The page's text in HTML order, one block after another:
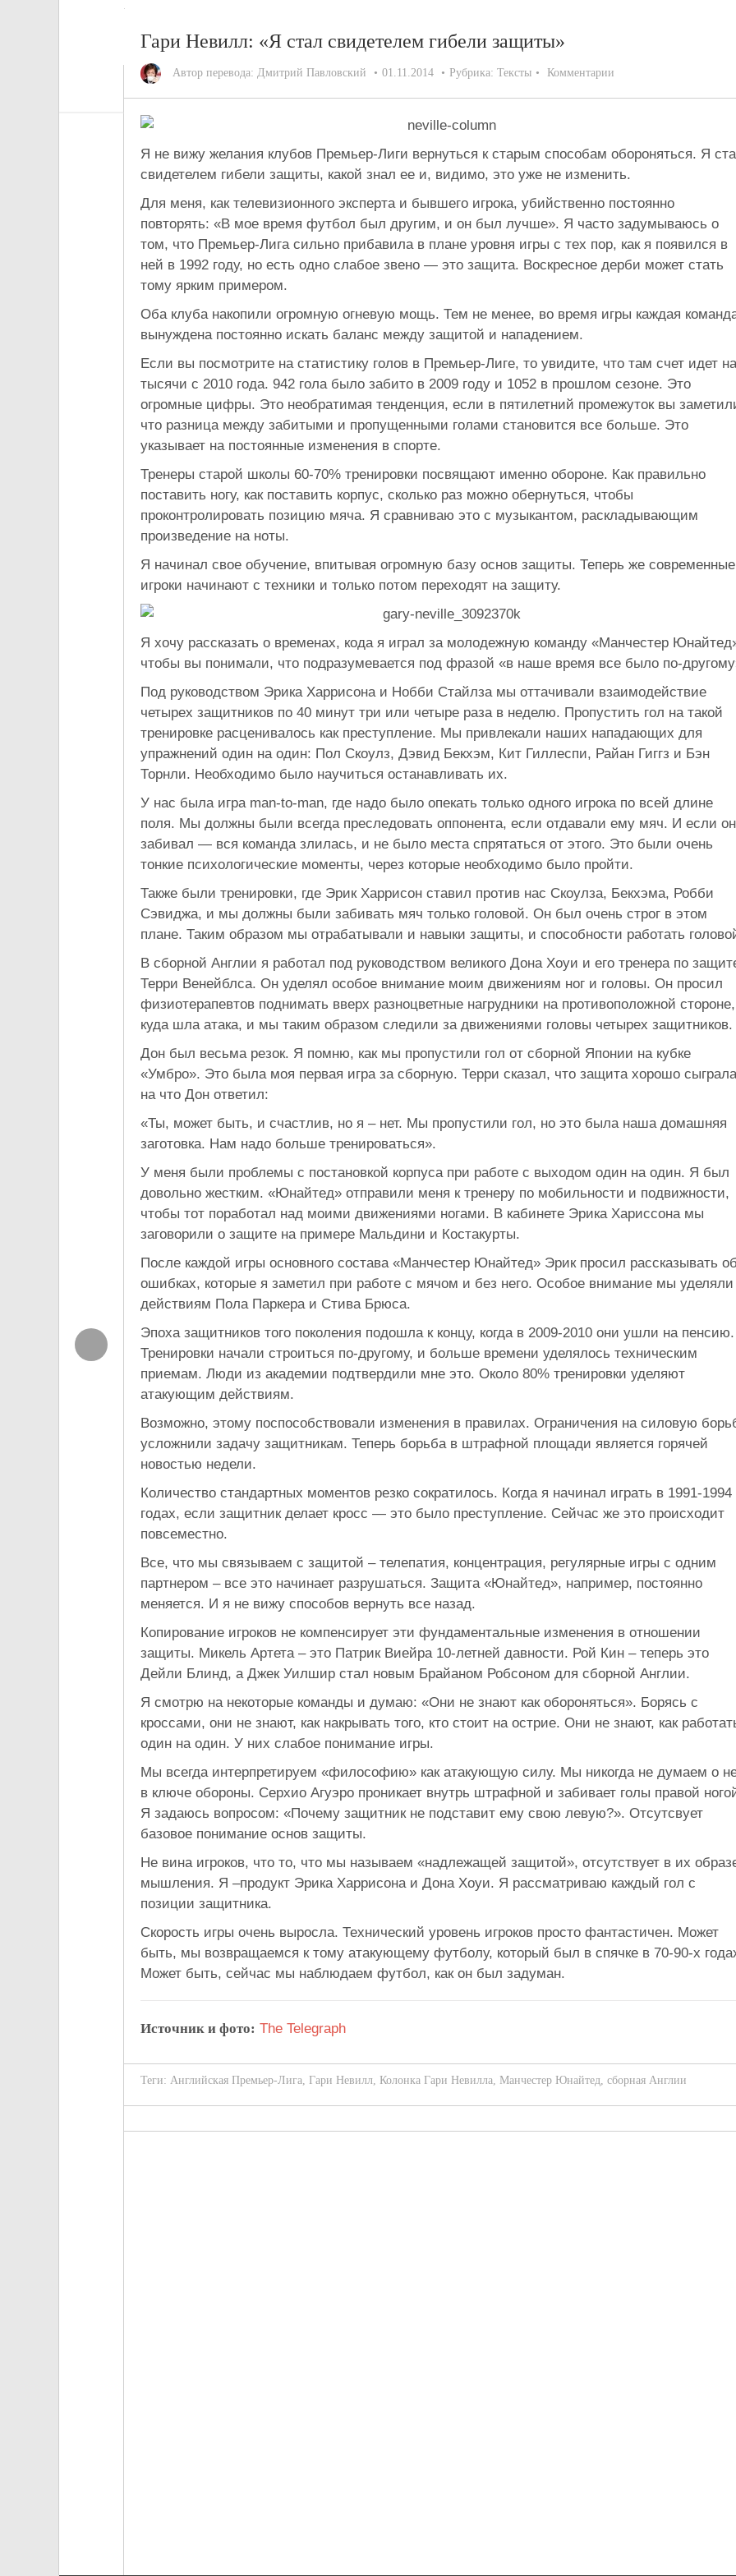
Гари Невилл: «Я стал свидетелем гибели защиты»
Автор перевода: Дмитрий Павловский 01.11.2014 Рубрика: Тексты Комментарии
Я не вижу желания клубов Премьер-Лиги вернуться к старым способам обороняться. Я
свидетелем гибели защиты, какой знал ее и, видимо, это уже не изменить.
Для меня, как телевизионного эксперта и бывшего игрока, убийственно постоянно
повторять: «В мое время футбол был другим, и он был лучше». Я часто задумываюсь о
том, что Премьер-Лига сильно прибавила в плане уровня игры с тех пор, как я появился в
ней в 1992 году, но есть одно слабое звено — это защита. Воскресное дерби может стать
тому ярким примером.
Оба клуба накопили огромную огневую мощь. Тем не менее, во время игры каждая
вынуждена постоянно искать баланс между защитой и нападением.
Если вы посмотрите на статистику голов в Премьер-Лиге, то увидите, что там счет идет на
тысячи с 2010 года. 942 гола было забито в 2009 году и 1052 в прошлом сезоне. Это
огромные цифры. Это необратимая тенденция, если в пятилетний промежуток вы
что разница между забитыми и пропущенными голами становится все больше. Это
указывает на постоянные изменения в спорте.
Тренеры старой школы 60-70% тренировки посвящают именно обороне. Как правильно
поставить ногу, как поставить корпус, сколько раз можно обернуться, чтобы
проконтролировать позицию мяча. Я сравниваю это с музыкантом, раскладывающим
произведение на ноты.
Я начинал свое обучение, впитывая огромную базу основ защиты. Теперь же современные
игроки начинают с техники и только потом переходят на защиту.
Я хочу рассказать о временах, кода я играл за молодежную команду «Манчестер
чтобы вы понимали, что подразумевается под фразой «в наше время все было по-
Под руководством Эрика Харрисона и Нобби Стайлза мы оттачивали взаимодействие
четырех защитников по 40 минут три или четыре раза в неделю. Пропустить гол на такой
тренировке расценивалось как преступление. Мы привлекали наших нападающих для
упражнений один на один: Пол Скоулз, Дэвид Бекхэм, Кит Гиллеспи, Райан Гиггз и Бэн
Торнли. Необходимо было научиться останавливать их.
У нас была игра man-to-man, где надо было опекать только одного игрока по всей длине
поля. Мы должны были всегда преследовать оппонента, если отдавали ему мяч. И если он
забивал — вся команда злилась, и не было места спрятаться от этого. Это были очень
тонкие психологические моменты, через которые необходимо было пройти.
Также были тренировки, где Эрик Харрисон ставил против нас Скоулза, Бекхэма, Робби
Сэвиджа, и мы должны были забивать мяч только головой. Он был очень строг в этом
плане. Таким образом мы отрабатывали и навыки защиты, и способности работать
В сборной Англии я работал под руководством великого Дона Хоуи и его тренера по
Терри Венейблса. Он уделял особое внимание моим движениям ног и головы. Он просил
физиотерапевтов поднимать вверх разноцветные нагрудники на противоположной стороне,
куда шла атака, и мы таким образом следили за движениями головы четырех защитников.
Дон был весьма резок. Я помню, как мы пропустили гол от сборной Японии на кубке
«Умбро». Это была моя первая игра за сборную. Терри сказал, что защита хорошо
на что Дон ответил:
«Ты, может быть, и счастлив, но я – нет. Мы пропустили гол, но это была наша домашняя
заготовка. Нам надо больше тренироваться».
У меня были проблемы с постановкой корпуса при работе с выходом один на один. Я был
довольно жестким. «Юнайтед» отправили меня к тренеру по мобильности и подвижности,
чтобы тот поработал над моими движениями ногами. В кабинете Эрика Хариссона мы
заговорили о защите на примере Мальдини и Костакурты.
После каждой игры основного состава «Манчестер Юнайтед» Эрик просил рассказывать
ошибках, которые я заметил при работе с мячом и без него. Особое внимание мы уделяли
действиям Пола Паркера и Стива Брюса.
Эпоха защитников того поколения подошла к концу, когда в 2009-2010 они ушли на пенсию.
Тренировки начали строиться по-другому, и больше времени уделялось техническим
приемам. Люди из академии подтвердили мне это. Около 80% тренировки уделяют
атакующим действиям.
Возможно, этому поспособствовали изменения в правилах. Ограничения на силовую
усложнили задачу защитникам. Теперь борьба в штрафной площади является горячей
новостью недели.
Количество стандартных моментов резко сократилось. Когда я начинал играть в 1991-1994
годах, если защитник делает кросс — это было преступление. Сейчас же это происходит
повсеместно.
Все, что мы связываем с защитой – телепатия, концентрация, регулярные игры с одним
партнером – все это начинает разрушаться. Защита «Юнайтед», например, постоянно
меняется. И я не вижу способов вернуть все назад.
Копирование игроков не компенсирует эти фундаментальные изменения в отношении
защиты. Микель Артета – это Патрик Виейра 10-летней давности. Рой Кин – теперь это
Дейли Блинд, а Джек Уилшир стал новым Брайаном Робсоном для сборной Англии.
Я смотрю на некоторые команды и думаю: «Они не знают как обороняться». Борясь с
кроссами, они не знают, как накрывать того, кто стоит на острие. Они не знают, как
один на один. У них слабое понимание игры.
Мы всегда интерпретируем «философию» как атакующую силу. Мы никогда не думаем о
в ключе обороны. Серхио Агуэро проникает внутрь штрафной и забивает голы правой
Я задаюсь вопросом: «Почему защитник не подставит ему свою левую?». Отсутсвует
базовое понимание основ защиты.
Не вина игроков, что то, что мы называем «надлежащей защитой», отсутствует в их
мышления. Я –продукт Эрика Харрисона и Дона Хоуи. Я рассматриваю каждый гол с
позиции защитника.
Скорость игры очень выросла. Технический уровень игроков просто фантастичен. Может
быть, мы возвращаемся к тому атакующему футболу, который был в спячке в 70-90-х
Может быть, сейчас мы наблюдаем футбол, как он был задуман.
Источник и фото: The Telegraph
Теги: Английская Премьер-Лига, Гари Невилл, Колонка Гари Невилла, Манчестер Юнайтед, сборная Англии